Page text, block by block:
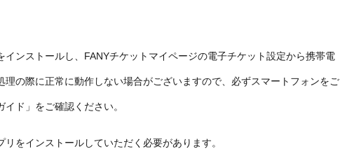
ンストールし、FANYチケットマイページの電子チケット設定から携帯電
の際に正常に動作しない場合がございますので、必ずスマートフォンをご
ド」をご確認ください。
をインストールしていただく必要があります。